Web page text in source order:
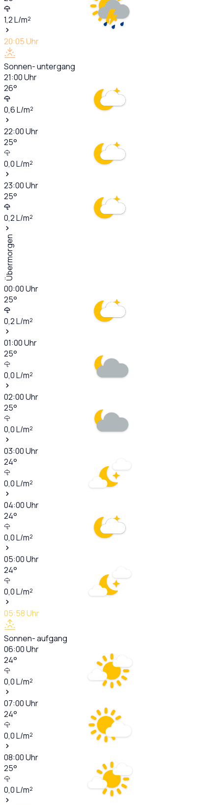
1,2L/m²
20:05Uhr
Sonnen- untergang
21:00Uhr
26°
0,6L/m²
22:00Uhr
25°
0,0L/m²
23:00Uhr
25°
0,2L/m²
Übermorgen
00:00Uhr
25°
0,2L/m²
01:00Uhr
25°
0,0L/m²
02:00Uhr
25°
0,0L/m²
03:00Uhr
24°
0,0L/m²
04:00Uhr
24°
0,0L/m²
05:00Uhr
24°
0,0L/m²
05:58Uhr
Sonnen- aufgang
06:00Uhr
24°
0,0L/m²
07:00Uhr
24°
0,0L/m²
08:00Uhr
25°
0,0L/m²